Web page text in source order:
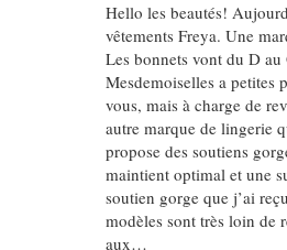
Hello les beautés!
vêtements Freya. Une
Les bonnets vont du D
Mesdemoiselles a petites
vous, mais à charge de
autre marque de lingerie
propose des soutiens
maintient optimal et une
soutien gorge que j’ai
modèles sont très loin de
aux…